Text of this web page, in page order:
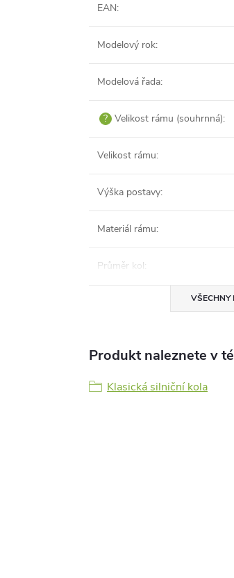
EAN:
Modelový rok:
Modelová řada:
? Velikost rámu (souhrnná):
Velikost rámu:
Výška postavy:
Materiál rámu:
Průměr kol:
VŠECHNY
Produkt naleznete v
Klasická silniční kola